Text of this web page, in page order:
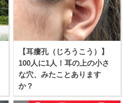
【耳瘻孔（じろうこう）】
100人に1人！耳の上の小さ
な穴、みたことあります
か？